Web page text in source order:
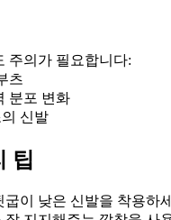
주의가 필요합니다:
츠
분포 변화
신발
팁
이 낮은 신발을 착용하